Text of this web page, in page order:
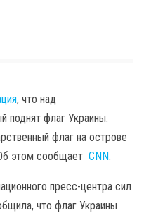
, что над
флаг Украины.
флаг на острове
этом сообщает CNN.
пресс-центра сил
что флаг Украины